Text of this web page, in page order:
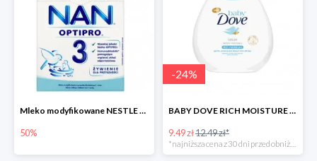
Mleko modyfikowane NESTLE NAN OPTIPRO 3 -50%
50%
-24%
BABY DOVE RICH MOISTURE balsam nawilżający
9.49 zł12.49 zł*